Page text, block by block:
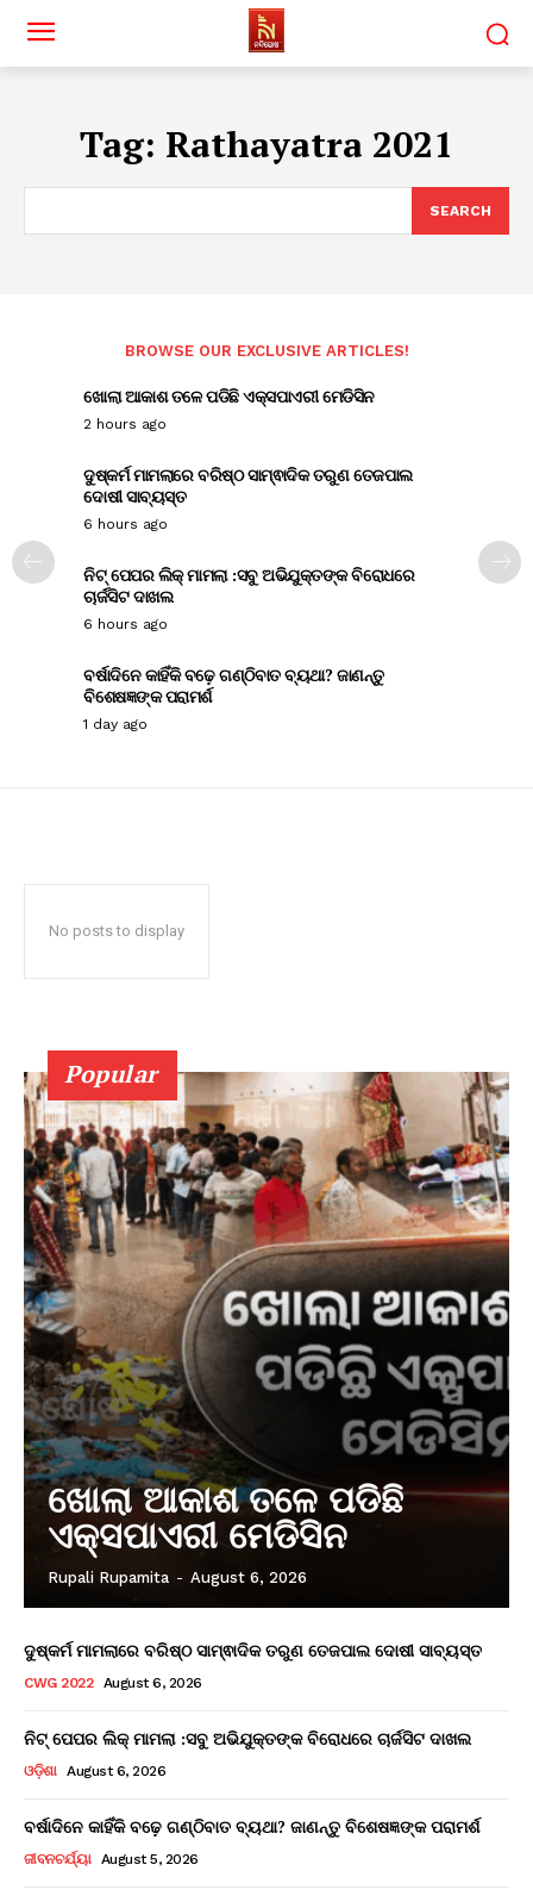
Tag: Rathayatra 2021
SEARCH
BROWSE OUR EXCLUSIVE ARTICLES!
ଖୋଲା ଆକାଶ ତଳେ ପଡିଛି ଏକ୍ସପାଏରୀ ମେଡିସିନ
2 hours ago
ଦୁଷ୍କର୍ମ ମାମଲାରେ ବରିଷ୍ଠ ସାମ୍ଵାଦିକ ତରୁଣ ତେଜପାଲ
ଦୋଷୀ ସାବ୍ୟସ୍ତ
6 hours ago
ନିଟ୍ ପେପର ଲିକ୍ ମାମଲା :ସବୁ ଅଭିଯୁକ୍ତଙ୍କ ବିରୋଧରେ
ଚାର୍ଜସିଟ ଦାଖଲ
6 hours ago
ବର୍ଷାଦିନେ କାହିଁକି ବଢ଼େ ଗଣ୍ଠିବାତ ବ୍ୟଥା? ଜାଣନ୍ତୁ
ବିଶେଷଜ୍ଞଙ୍କ ପରାମର୍ଶ
1 day ago
No posts to display
Popular
ଖୋଲା ଆକାଶ ତଳେ ପଡିଛି
ଏକ୍ସପାଏରୀ ମେଡିସିନ
Rupali Rupamita - August 6, 2026
ଦୁଷ୍କର୍ମ ମାମଲାରେ ବରିଷ୍ଠ ସାମ୍ଵାଦିକ ତରୁଣ ତେଜପାଲ ଦୋଷୀ ସାବ୍ୟସ୍ତ
CWG 2022 August 6, 2026
ନିଟ୍ ପେପର ଲିକ୍ ମାମଲା :ସବୁ ଅଭିଯୁକ୍ତଙ୍କ ବିରୋଧରେ ଚାର୍ଜସିଟ ଦାଖଲ
ଓଡ଼ିଶା August 6, 2026
ବର୍ଷାଦିନେ କାହିଁକି ବଢ଼େ ଗଣ୍ଠିବାତ ବ୍ୟଥା? ଜାଣନ୍ତୁ ବିଶେଷଜ୍ଞଙ୍କ ପରାମର୍ଶ
ଜୀବନଚର୍ଯ୍ୟା August 5, 2026